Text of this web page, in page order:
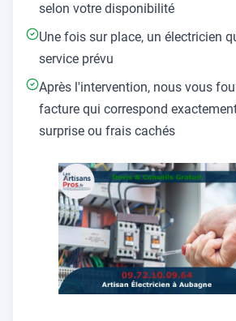
selon votre disponibilité
Une fois sur place, un électricien
service prévu
Après l'intervention, nous vous
facture qui correspond
surprise ou frais cachés